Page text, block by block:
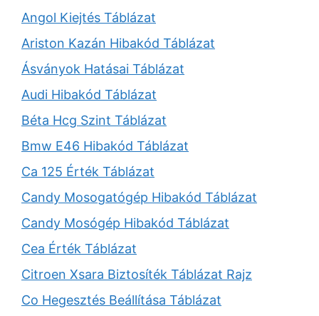
Angol Kiejtés Táblázat
Ariston Kazán Hibakód Táblázat
Ásványok Hatásai Táblázat
Audi Hibakód Táblázat
Béta Hcg Szint Táblázat
Bmw E46 Hibakód Táblázat
Ca 125 Érték Táblázat
Candy Mosogatógép Hibakód Táblázat
Candy Mosógép Hibakód Táblázat
Cea Érték Táblázat
Citroen Xsara Biztosíték Táblázat Rajz
Co Hegesztés Beállítása Táblázat